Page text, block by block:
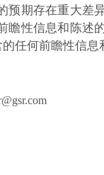
期存在重大差
性信息和陈述
任何前瞻性信息